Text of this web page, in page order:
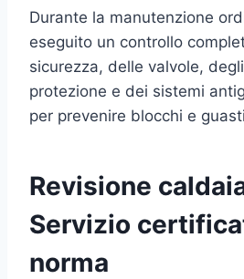
Durante la manutenzione
eseguito un controllo
sicurezza, delle valvole,
protezione e dei sistemi
per prevenire blocchi e
Revisione
Servizio
norma